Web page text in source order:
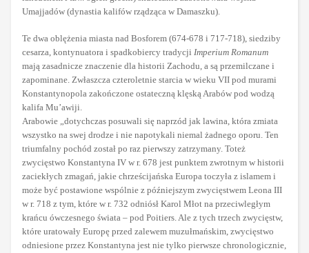
Umajjadów (dynastia kalifów rządząca w Damaszku).
Te dwa oblężenia miasta nad Bosforem (674-678 i 717-718), siedziby
cesarza, kontynuatora i spadkobiercy tradycji Imperium Romanum
mają zasadnicze znaczenie dla historii Zachodu, a są przemilczane i
zapominane. Zwłaszcza czteroletnie starcia w wieku VII pod murami
Konstantynopola zakończone ostateczną klęską Arabów pod wodzą
kalifa Mu’awiji.
Arabowie „dotychczas posuwali się naprzód jak lawina, która zmiata
wszystko na swej drodze i nie napotykali niemal żadnego oporu. Ten
triumfalny pochód został po raz pierwszy zatrzymany. Toteż
zwycięstwo Konstantyna IV w r. 678 jest punktem zwrotnym w historii
zaciekłych zmagań, jakie chrześcijańska Europa toczyła z islamem i
może być postawione wspólnie z późniejszym zwycięstwem Leona III
w r. 718 z tym, które w r. 732 odniósł Karol Młot na przeciwległym
krańcu ówczesnego świata – pod Poitiers. Ale z tych trzech zwycięstw,
które uratowały Europę przed zalewem muzułmańskim, zwycięstwo
odniesione przez Konstantyna jest nie tylko pierwsze chronologicznie,